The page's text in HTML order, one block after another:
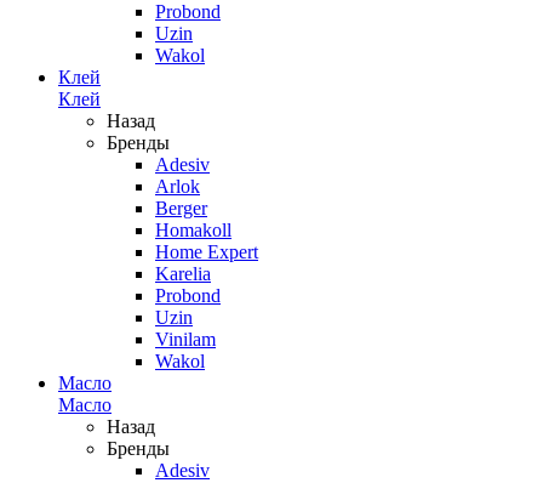
Probond
Uzin
Wakol
Клей
Клей
Назад
Бренды
Adesiv
Arlok
Berger
Homakoll
Home Expert
Karelia
Probond
Uzin
Vinilam
Wakol
Масло
Масло
Назад
Бренды
Adesiv